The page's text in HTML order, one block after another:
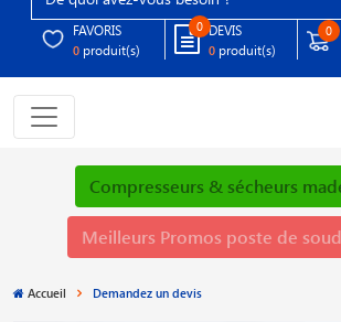
FAVORIS
0 produit(s)
0 DEVIS
0 produit(s)
0
Compresseurs & sécheurs
Meilleurs Promos poste de
Accueil Demandez un devis